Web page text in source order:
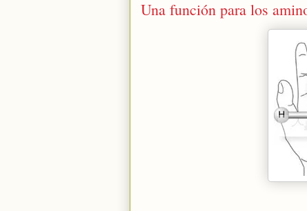
Una función para los